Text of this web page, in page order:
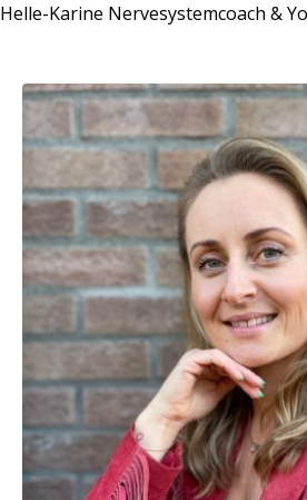
Helle-Karine Nervesystemcoach &